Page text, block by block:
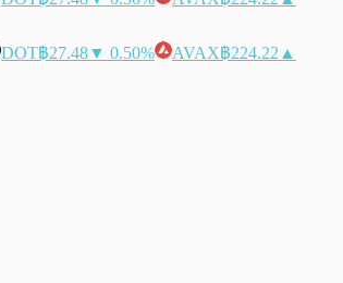
DOT฿27.48▼ 0.50% AVAX฿224.22 ▲